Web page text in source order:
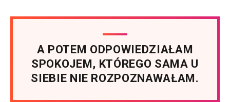
A POTEM ODPOWIEDZIAŁAM
SPOKOJEM, KTÓREGO SAMA U
SIEBIE NIE ROZPOZNAWAŁAM.